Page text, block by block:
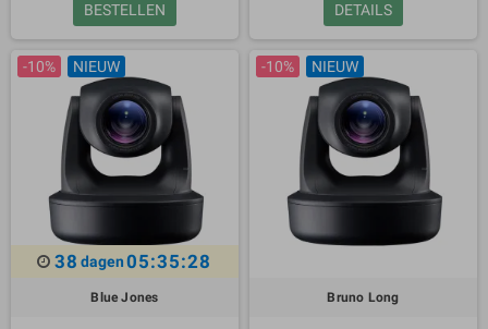
BESTELLEN DETAILS
-10% NIEUW
38 dagen05:35:27
Blue Jones
-10% NIEUW
Bruno Long